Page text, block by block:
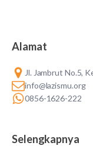
Alamat
Jl. Jambrut No.5,
info@lazismu.org
0856-1626-222
Selengkapnya